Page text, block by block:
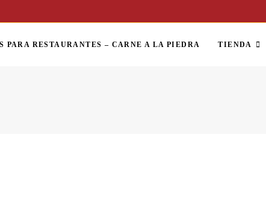
PARA RESTAURANTES – CARNE A LA PIEDRA TIENDA